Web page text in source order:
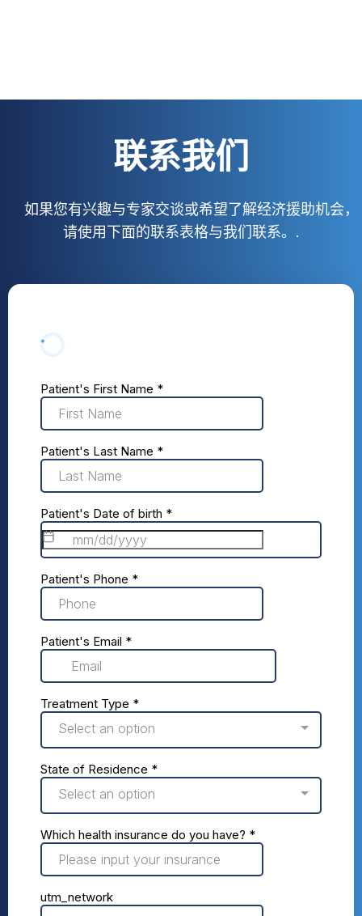
联系我们
如果您有兴趣与专家交谈或希望了解经济援助机会，
请使用下面的联系表格与我们联系。.